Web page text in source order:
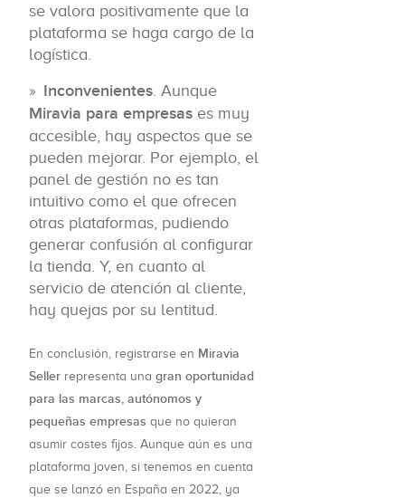
se valora positivamente que la
plataforma se haga cargo de la
logística.
Inconvenientes. Aunque
Miravia para empresas es muy
accesible, hay aspectos que se
pueden mejorar. Por ejemplo, el
panel de gestión no es tan
intuitivo como el que ofrecen
otras plataformas, pudiendo
generar confusión al configurar
la tienda. Y, en cuanto al
servicio de atención al cliente,
hay quejas por su lentitud.
En conclusión, registrarse en Miravia
Seller representa una gran oportunidad
para las marcas, autónomos y
pequeñas empresas que no quieran
asumir costes fijos. Aunque aún es una
plataforma joven, si tenemos en cuenta
que se lanzó en España en 2022, ya